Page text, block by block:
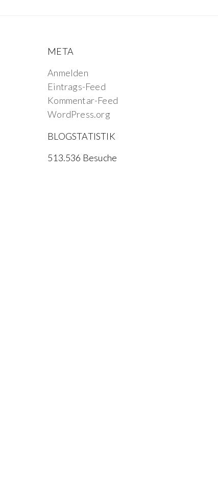
META
Anmelden
Eintrags-Feed
Kommentar-Feed
WordPress.org
BLOGSTATISTIK
513.536 Besuche